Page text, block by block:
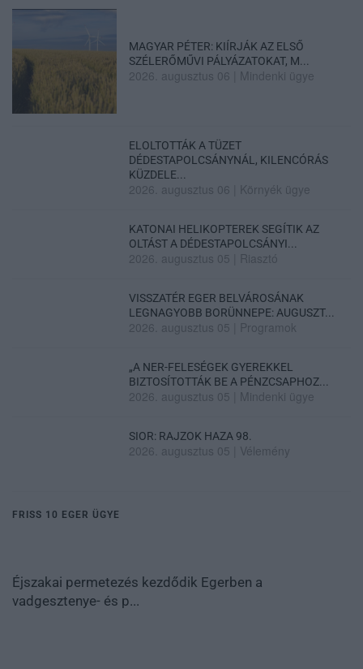
MAGYAR PÉTER: KIÍRJÁK AZ ELSŐ
SZÉLERŐMŰVI PÁLYÁZATOKAT, M...
2026. augusztus 06 Mindenki ügye
ELOLTOTTÁK A TÜZET
DÉDESTAPOLCSÁNYNÁL, KILENCÓRÁS
KÜZDELE...
2026. augusztus 06 Környék ügye
KATONAI HELIKOPTEREK SEGÍTIK AZ
OLTÁST A DÉDESTAPOLCSÁNYI...
2026. augusztus 05 Riasztó
VISSZATÉR EGER BELVÁROSÁNAK
LEGNAGYOBB BORÜNNEPE: AUGUSZT...
2026. augusztus 05 Programok
„A NER-FELESÉGEK GYEREKKEL
BIZTOSÍTOTTÁK BE A PÉNZCSAPHOZ...
2026. augusztus 05 Mindenki ügye
SIOR: RAJZOK HAZA 98.
2026. augusztus 05 Vélemény
FRISS 10 EGER ÜGYE
Éjszakai permetezés kezdődik Egerben a
vadgesztenye- és p...